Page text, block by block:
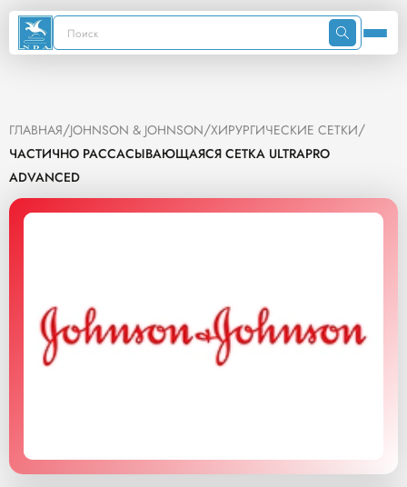
ГЛАВНАЯ/JOHNSON & JOHNSON/ХИРУРГИЧЕСКИЕ СЕТКИ/
ЧАСТИЧНО РАССАСЫВАЮЩАЯСЯ СЕТКА ULTRAPRO
ADVANCED